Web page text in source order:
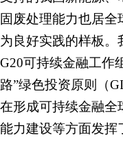
固废处理能力也居
为良好实践的样板
G20可持续金融工作
路”绿色投资原则（
在形成可持续金融全
能力建设等方面发挥